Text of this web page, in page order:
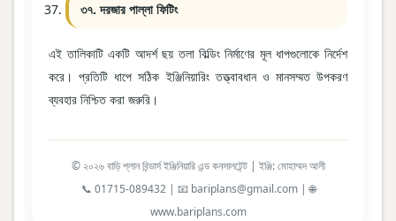
৩৭. দরজার পাল্লা ফিটিং
এই তালিকাটি একটি আদর্শ ছয় তলা বিল্ডিং নির্মাণের মূল ধাপগুলোকে নির্দেশ
করে। প্রতিটি ধাপে সঠিক ইঞ্জিনিয়ারিং তত্ত্বাবধান ও মানসম্মত উপকরণ
ব্যবহার নিশ্চিত করা জরুরি।
© ২০২৬ বাড়ি প্লান বিন্ডার্স ইঞ্জিনিয়ারি এন্ড কনসালটেন্ট | ইঞ্জি: মোহাম্মদ আলী
📞 01715-089432 | 📧 bariplans@gmail.com | 🌐
www.bariplans.com